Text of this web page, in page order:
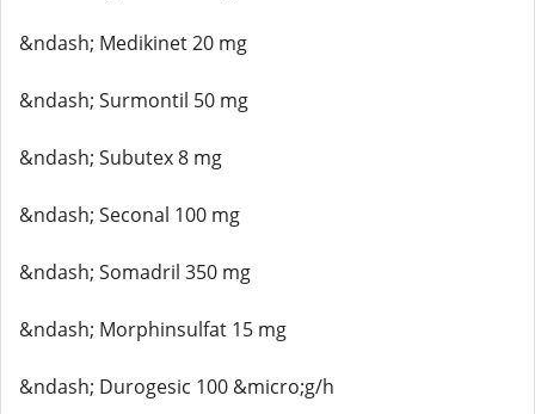
&ndash; Medikinet 20 mg
&ndash; Surmontil 50 mg
&ndash; Subutex 8 mg
&ndash; Seconal 100 mg
&ndash; Somadril 350 mg
&ndash; Morphinsulfat 15 mg
&ndash; Durogesic 100 &micro;g/h